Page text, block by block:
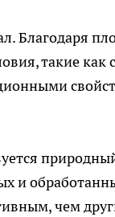
Благодаря
такие как
и
чем